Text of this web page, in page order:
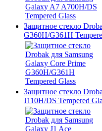
Защитное стекло
G360H/G361H
Защитное стекло
J110H/DS Tempered